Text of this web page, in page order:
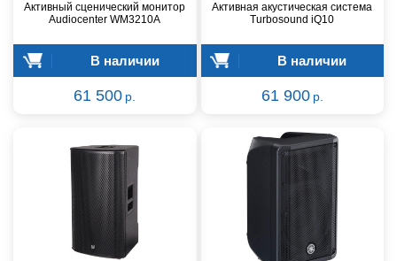
Активный сценический монитор
Audiocenter WM3210A
В наличии
61 500 р.
Активная акустическая система
Turbosound iQ10
В наличии
61 900 р.